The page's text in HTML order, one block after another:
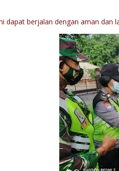
dapat berjalan dengan aman dan